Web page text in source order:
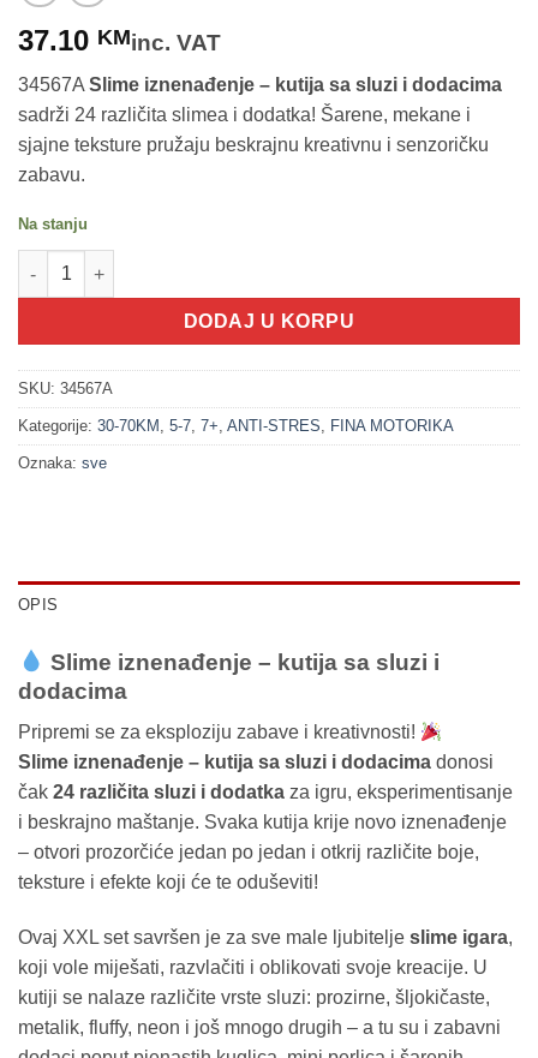
37.10 KMinc. VAT
34567ASlime iznenađenje – kutija sa sluzi i dodacima
sadrži 24 različita slimea i dodatka! Šarene, mekane i
sjajne teksture pružaju beskrajnu kreativnu i senzoričku
zabavu.
Na stanju
200162 Slime iznenađenje – kutija sa sluzi i dodacima količina
DODAJ U KORPU
SKU: 34567A
Kategorije: 30-70KM 5-7 7+ ANTI-STRES FINA MOTORIKA
Oznaka: sve
OPIS
Slime iznenađenje – kutija sa sluzi i
dodacima
Pripremi se za eksploziju zabave i kreativnosti!
Slime iznenađenje – kutija sa sluzi i dodacima donosi
čak 24 različita sluzi i dodatka za igru, eksperimentisanje
i beskrajno maštanje. Svaka kutija krije novo iznenađenje
– otvori prozorčiće jedan po jedan i otkrij različite boje,
teksture i efekte koji će te oduševiti!
Ovaj XXL set savršen je za sve male ljubitelje slime igara,
koji vole miješati, razvlačiti i oblikovati svoje kreacije. U
kutiji se nalaze različite vrste sluzi: prozirne, šljokičaste,
metalik, fluffy, neon i još mnogo drugih – a tu su i zabavni